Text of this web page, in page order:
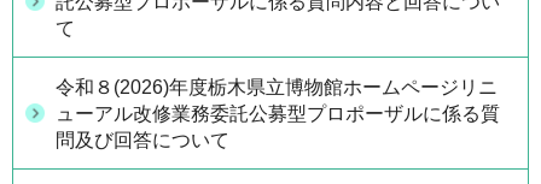
て
令和８(2026)年度栃木県立博物館ホームページリニ
ューアル改修業務委託公募型プロポーザルに係る質
問及び回答について